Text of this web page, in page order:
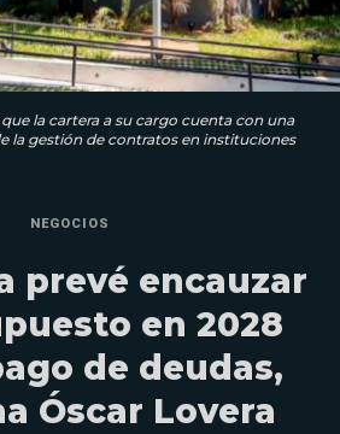
la cartera a su cargo cuenta con una
la gestión de contratos en instituciones
NEGOCIOS
prevé encauzar
en 2028
de deudas,
Óscar Lovera